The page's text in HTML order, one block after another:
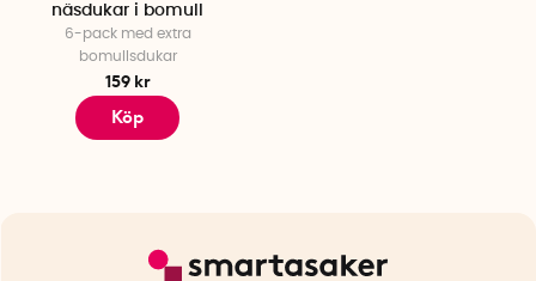
näsdukar i bomull
6-pack med extra
bomullsdukar
159 kr
Köp